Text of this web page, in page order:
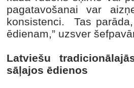
pagatavošanai var
konsistenci. Tas
ēdienam,” uzsver
Latviešu
sāļajos ēdienos